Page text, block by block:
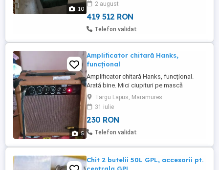
10
optimizată pentru un confort maxim pe o
suprafață de ...
2 august
419 512 RON
Telefon validat
5
Amplificator chitară Hanks,
funcțional
Amplificator chitară Hanks, funcțional.
Arată bine. Mici ciupituri pe mască
datorate vârstei.
Targu Lapus, Maramures
31 iulie
230 RON
Telefon validat
Chit 2 butelii 50L GPL, accesorii pt.